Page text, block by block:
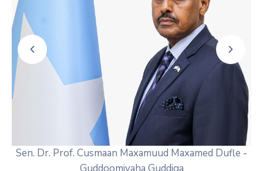
Sen. Dr. Prof. Cusmaan Maxamuud Maxamed Dufle -